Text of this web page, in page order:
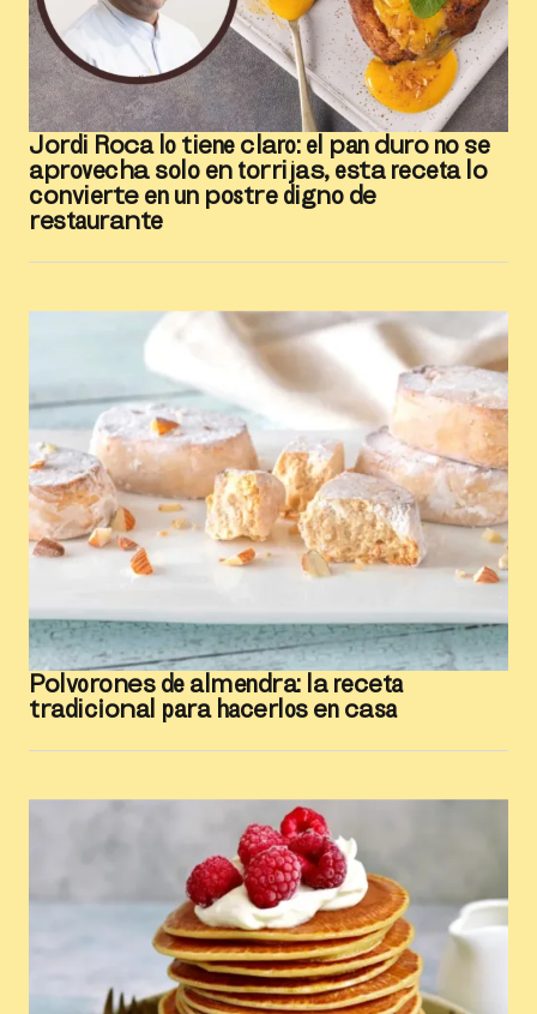
Jordi Roca lo tiene claro: el pan duro no se
aprovecha solo en torrijas, esta receta lo
convierte en un postre digno de
restaurante
Polvorones de almendra: la receta
tradicional para hacerlos en casa